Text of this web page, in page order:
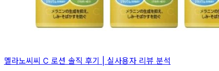
멜라노씨씨 C 로션 솔직 후기 | 실사용자 리뷰 분석